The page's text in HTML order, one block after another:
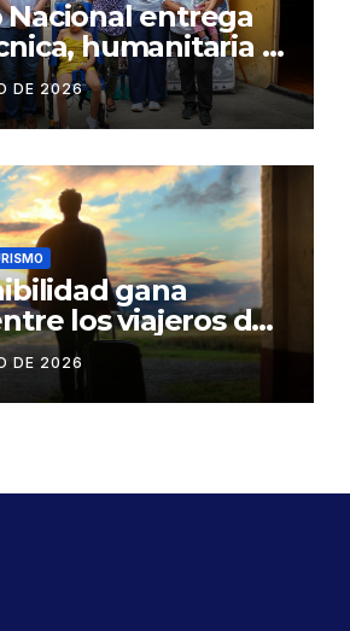
Nacional entrega
humanitaria y
Gallegos Lara a
situación de
DE 2026
gana
los viajeros de
DE 2026